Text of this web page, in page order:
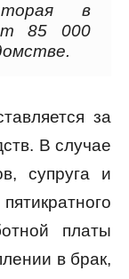
в
85 000
за
В случае
супруга и
платы
в брак,